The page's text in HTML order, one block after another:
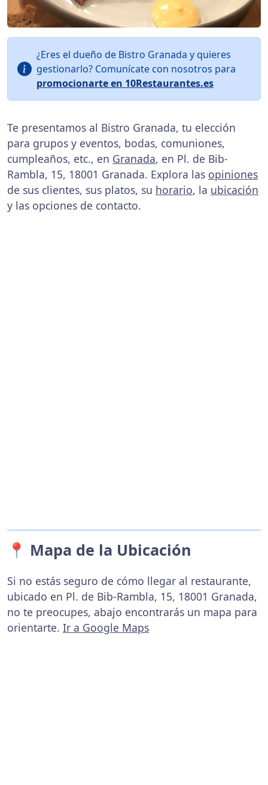
¿Eres el dueño de Bistro Granada y quieres
gestionarlo? Comunícate con nosotros para
promocionarte en 10Restaurantes.es
Te presentamos al Bistro Granada, tu elección
para grupos y eventos, bodas, comuniones,
cumpleaños, etc., en Granada, en Pl. de Bib-
Rambla, 15, 18001 Granada. Explora las opiniones
de sus clientes, sus platos, su horario, la ubicación
y las opciones de contacto.
📍 Mapa de la Ubicación
Si no estás seguro de cómo llegar al restaurante,
ubicado en Pl. de Bib-Rambla, 15, 18001 Granada,
no te preocupes, abajo encontrarás un mapa para
orientarte. Ir a Google Maps